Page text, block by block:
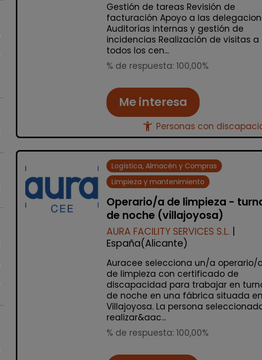
Gestión de tareas Revisión de
facturación Apoyo a las
Auditorías internas y gestión de
incidencias Realización de visitas a
todos los cen...
% de respuesta: 100,00%
Me interesa
accessibility_new Personas con
Logística, Almacén y Compras
Limpieza y mantenimiento
Operario/a de limpieza -
de noche (villajoyosa)
AURA FACILITY SERVICES S.L. |
España(Alicante)
Auracee selecciona un/a operario/
de limpieza con certificado de
discapacidad para trabajar en
de noche en una fábrica situada en
Villajoyosa. La persona
realizar&aac...
% de respuesta: 100,00%